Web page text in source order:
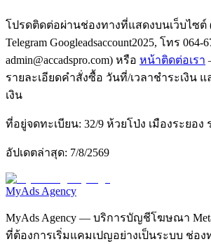
โปรดติดต่อผ่านช่องทางที่แสดงบนเว็บไซต์
Telegram Googleadsaccount2025, โทร 064-
admin@accadspro.com) หรือ หน้าติดต่อเรา
รายละเอียดคำสั่งซื้อ วันที่/เวลาชำระเงิน
เงิน
ที่อยู่จดทะเบียน: 32/9 ห้วยโป่ง เมืองระยอง
อัปเดตล่าสุด: 7/8/2569
MyAds Agency
MyAds Agency — บริการบัญชีโฆษณา
ที่ต้องการเริ่มแคมเปญอย่างเป็นระบบ ช่อง